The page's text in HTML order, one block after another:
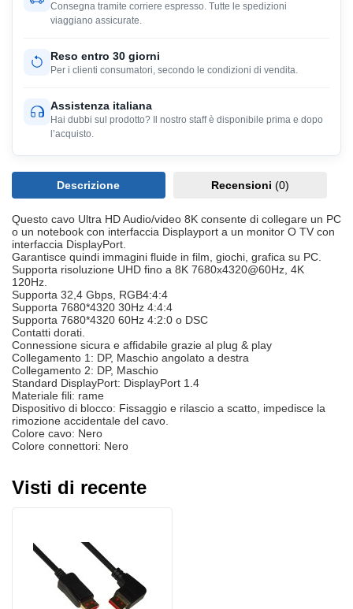
Consegna tramite corriere espresso. Tutte le spedizioni
viaggiano assicurate.
Reso entro 30 giorni
Per i clienti consumatori, secondo le condizioni di vendita.
Assistenza italiana
Hai dubbi sul prodotto? Il nostro staff è disponibile prima e dopo
l’acquisto.
Descrizione Recensioni (0)
Questo cavo Ultra HD Audio/video 8K consente di collegare un PC
o un notebook con interfaccia Displayport a un monitor O TV con
interfaccia DisplayPort.
Garantisce quindi immagini fluide in film, giochi, grafica su PC.
Supporta risoluzione UHD fino a 8K 7680x4320@60Hz, 4K
120Hz.
Supporta 32,4 Gbps, RGB4:4:4
Supporta 7680*4320 30Hz 4:4:4
Supporta 7680*4320 60Hz 4:2:0 o DSC
Contatti dorati.
Connessione sicura e affidabile grazie al plug & play
Collegamento 1: DP, Maschio angolato a destra
Collegamento 2: DP, Maschio
Standard DisplayPort: DisplayPort 1.4
Materiale fili: rame
Dispositivo di blocco: Fissaggio e rilascio a scatto, impedisce la
rimozione accidentale del cavo.
Colore cavo: Nero
Colore connettori: Nero
Visti di recente